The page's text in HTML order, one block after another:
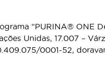
“PURINA® ONE
Unidas, 17.007 –
0001-52,